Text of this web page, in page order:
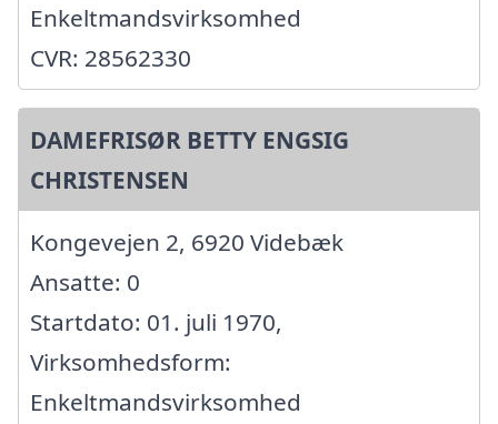
Enkeltmandsvirksomhed
CVR: 28562330
DAMEFRISØR BETTY ENGSIG
CHRISTENSEN
Kongevejen 2, 6920 Videbæk
Ansatte: 0
Startdato: 01. juli 1970,
Virksomhedsform:
Enkeltmandsvirksomhed